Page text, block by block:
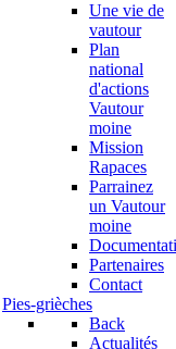
Une vie de
vautour
Plan
national
d'actions
Vautour
moine
Mission
Rapaces
Parrainez
un Vautour
moine
Partenaires
Contact
Pies-grièches
Back
Actualités